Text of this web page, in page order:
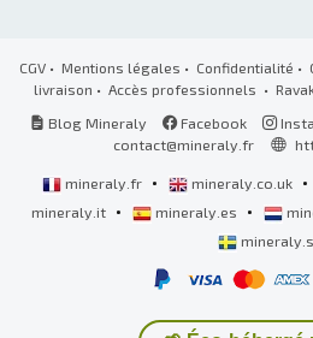
CGV • Mentions légales • Confidentialité •
livraison • Accès professionnels •
Blog Mineraly
Facebook
contact@mineraly.fr
mineraly.fr • mineraly.co.uk •
mineraly.it • mineraly.es •